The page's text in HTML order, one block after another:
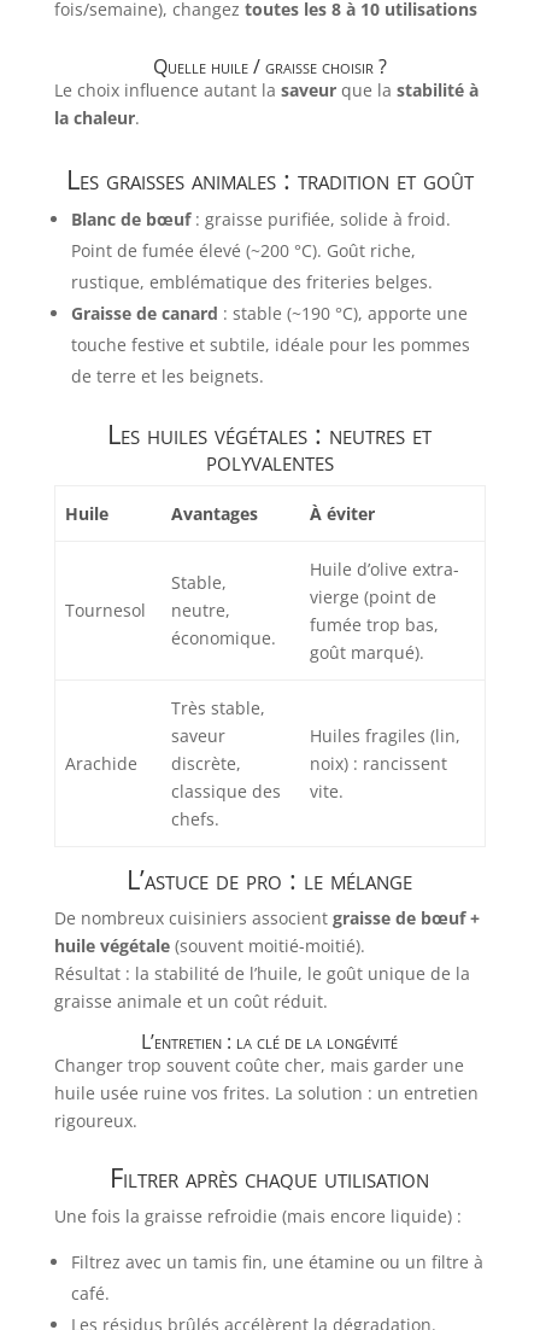
fois/semaine), changez toutes les 8 à 10 utilisations
Quelle huile / graisse choisir ?
Le choix influence autant la saveurque la stabilité à
la chaleur.
Les graisses animales : tradition et goût
Blanc de bœuf: graisse purifiée, solide à froid.
Point de fumée élevé (~200 °C). Goût riche,
rustique, emblématique des friteries belges.
Graisse de canard : stable (~190 °C), apporte une
touche festive et subtile, idéale pour les pommes
de terre et les beignets.
Les huiles végétales : neutres et
polyvalentes
Huile Avantages À éviter
Tournesol
Stable,
neutre,
économique.
Huile d’olive extra-
vierge (point de
fumée trop bas,
goût marqué).
Arachide
Très stable,
saveur
discrète,
classique des
chefs.
Huiles fragiles (lin,
noix) : rancissent
vite.
L’astuce de pro : le mélange
De nombreux cuisiniers associent graisse de bœuf +
huile végétale(souvent moitié-moitié).
Résultat : la stabilité de l’huile, le goût unique de la
graisse animale et un coût réduit.
L’entretien : la clé de la longévité
Changer trop souvent coûte cher, mais garder une
huile usée ruine vos frites. La solution : un entretien
rigoureux.
Filtrer après chaque utilisation
Une fois la graisse refroidie (mais encore liquide) :
Filtrez avec un tamis fin, une étamine ou un filtre à
café.
Les résidus brûlés accélèrent la dégradation.